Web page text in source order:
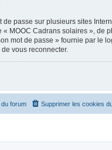
passe sur plusieurs sites
MOOC Cadrans solaires », de
mot de passe » fournie par le
vous reconnecter.
Supprimer les cookies
du forum